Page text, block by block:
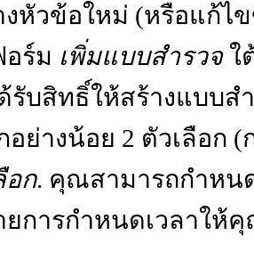
งหัวข้อใหม่ (หรือแก้
ร์ม เพิ่มแบบสำรวจใ
รับสิทธิ์ให้สร้างแบบส
อย่างน้อย 2 ตัวเลือก
อก. คุณสามารถกำหน
ยการกำหนดเวลาให้